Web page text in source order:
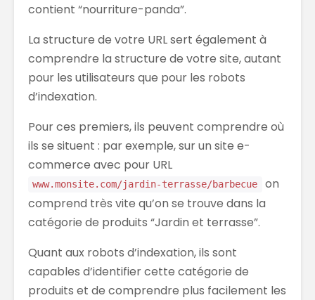
contient “nourriture-panda”.
La structure de votre URL sert également à
comprendre la structure de votre site, autant
pour les utilisateurs que pour les robots
d’indexation.
Pour ces premiers, ils peuvent comprendre où
ils se situent : par exemple, sur un site e-
commerce avec pour URL
www.monsite.com/jardin-terrasse/barbecue
on
comprend très vite qu’on se trouve dans la
catégorie de produits “Jardin et terrasse”.
Quant aux robots d’indexation, ils sont
capables d’identifier cette catégorie de
produits et de comprendre plus facilement les